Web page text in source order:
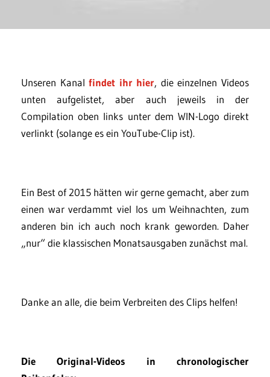
Unseren Kanalfindet ihr hier, die einzelnen Videos
unten aufgelistet, aber auch jeweils in der
Compilation oben links unter dem WIN-Logo direkt
verlinkt (solange es ein YouTube-Clip ist).
Ein Best of 2015 hätten wir gerne gemacht, aber zum
einen war verdammt viel los um Weihnachten, zum
anderen bin ich auch noch krank geworden. Daher
„nur“ die klassischen Monatsausgaben zunächst mal.
Danke an alle, die beim Verbreiten des Clips helfen!
Die Original-Videos in chronologischer